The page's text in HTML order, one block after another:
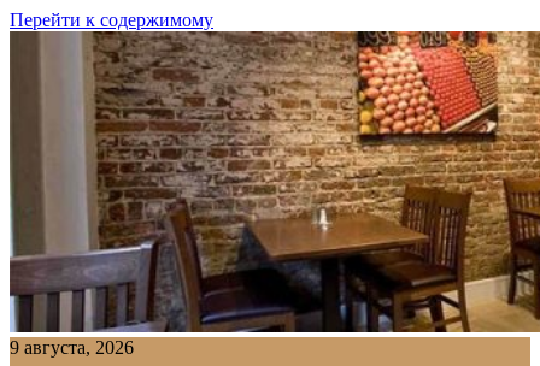
Перейти к содержимому
9 августа, 2026